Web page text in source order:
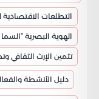
التطلعات
الهوية البصرية
تثمين الإرث الثقافي
دليل الأنشطة